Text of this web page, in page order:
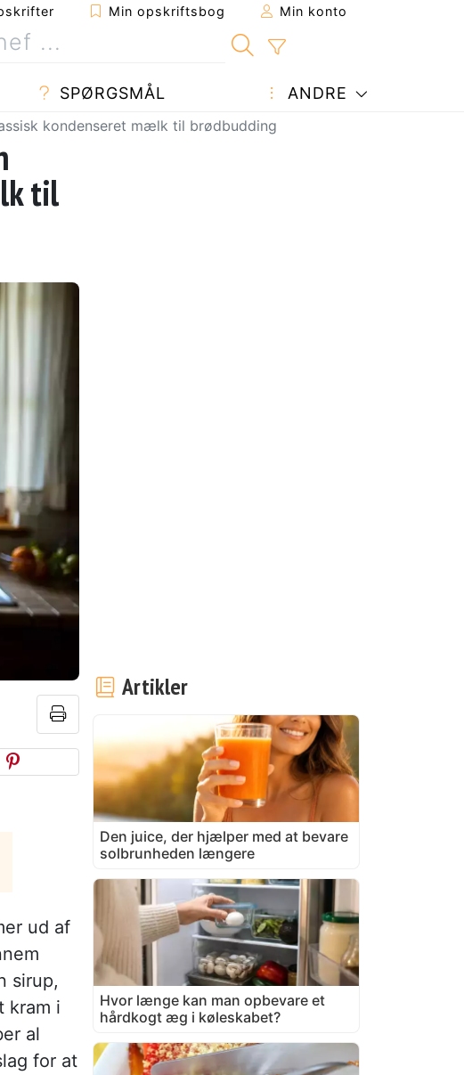
Min opskriftsbog Min konto
SPØRGSMÅL ANDRE
kondenseret mælk til brødbudding
til
ud af
sirup,
kram i
al
for at
Artikler
Den juice, der hjælper med at bevare
solbrunheden længere
Hvor længe kan man opbevare et
hårdkogt æg i køleskabet?